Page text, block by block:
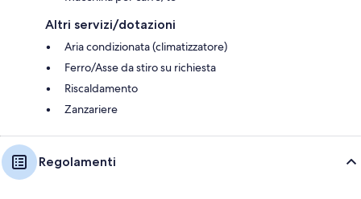
Altri servizi/dotazioni
Aria condizionata (climatizzatore)
Ferro/Asse da stiro su richiesta
Riscaldamento
Zanzariere
Regolamenti